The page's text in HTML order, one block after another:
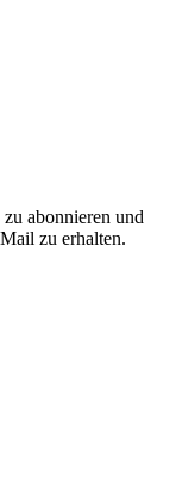
abonnieren und
zu erhalten.